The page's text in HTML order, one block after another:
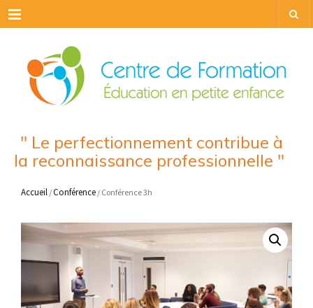
Menu
" Le perfectionnement contribue à
la reconnaissance professionnelle "
Accueil /Conférence / Conférence 3h